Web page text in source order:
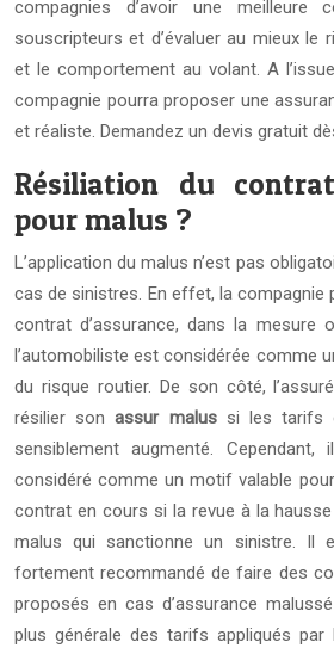
compagnies d’avoir une meilleure
souscripteurs et d’évaluer au mieux le
et le comportement au volant. A
compagnie pourra proposer une
et réaliste. Demandez un devis gratuit
Résiliation du contrat
pour malus ?
L’application du malus n’est pas
cas de sinistres. En effet, la compagnie
contrat d’assurance, dans la mesure
l’automobiliste est considérée comme
du risque routier. De son côté,
résilier sonassur malussi les tarifs
sensiblement augmenté.
considéré comme un motif valable
contrat en cours si la revue à la
malus qui sanctionne un sinistre. Il
fortement recommandé de faire des
proposés en cas d’assurance
plus générale des tarifs appliqués par